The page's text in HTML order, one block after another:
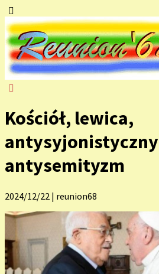
Kościół, lewica,
antysyjonistyczny
antysemityzm
2024/12/22 | reunion68